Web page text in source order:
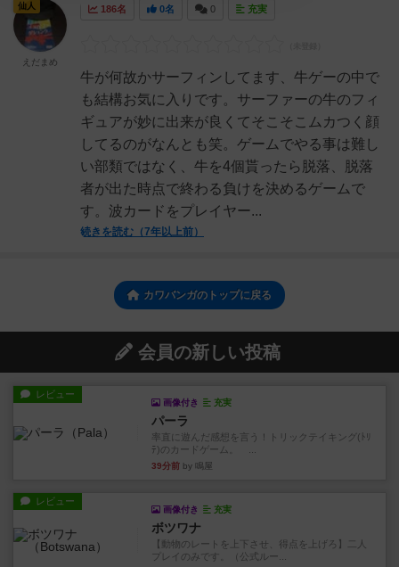
186名 0名 0 充実
牛が何故かサーフィンしてます、牛ゲーの中で
も結構お気に入りです。サーファーの牛のフィ
ギュアが妙に出来が良くてそこそこムカつく顔
してるのがなんとも笑。ゲームでやる事は難し
い部類ではなく、牛を4個貰ったら脱落、脱落
者が出た時点で終わる負けを決めるゲームで
す。波カードをプレイヤー...
続きを読む（7年以上前）
仙人
えだまめ
カワバンガのトップに戻る
会員の新しい投稿
レビュー
画像付き 充実
パーラ
率直に遊んだ感想を言う！トリックテイキング(ﾄﾘ
ﾃ)のカードゲーム。 ...
39分前 by 鳴屋
レビュー
画像付き 充実
ボツワナ
【動物のレートを上下させ、得点を上げろ】二人
プレイのみです。（公式ルー...